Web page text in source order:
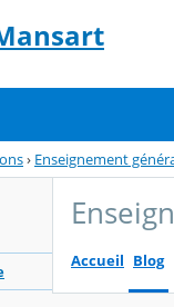
› Enseignement
Accueil Blog